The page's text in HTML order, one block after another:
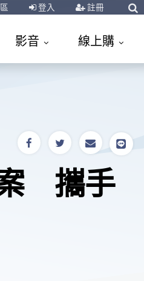
登入 註冊
影音 線上購
案 攜手